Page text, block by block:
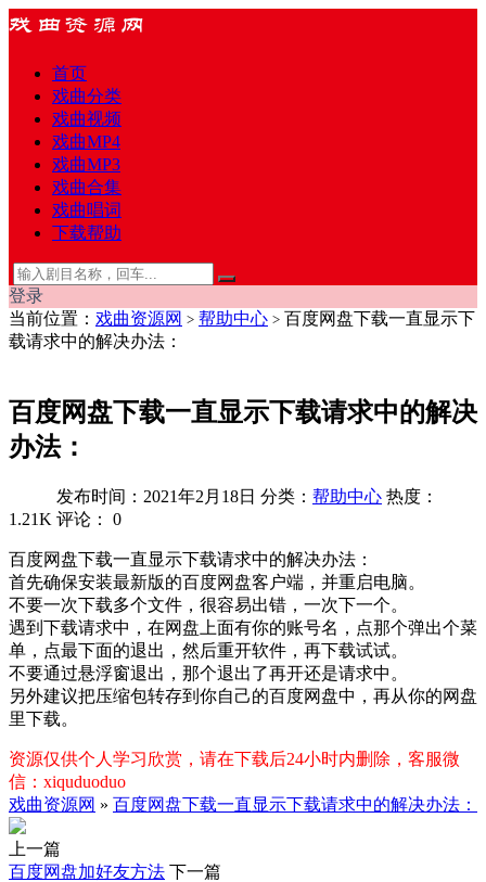
首页
戏曲分类
戏曲视频
戏曲MP4
戏曲MP3
戏曲合集
戏曲唱词
下载帮助
登录
当前位置： 戏曲资源网 > 帮助中心 > 百度网盘下载一直显示下
载请求中的解决办法：
百度网盘下载一直显示下载请求中的解决
办法：
发布时间：2021年2月18日 分类： 帮助中心 热度：
1.21K 评论： 0
百度网盘下载一直显示下载请求中的解决办法：
首先确保安装最新版的百度网盘客户端，并重启电脑。
不要一次下载多个文件，很容易出错，一次下一个。
遇到下载请求中，在网盘上面有你的账号名，点那个弹出个菜
单，点最下面的退出，然后重开软件，再下载试试。
不要通过悬浮窗退出，那个退出了再开还是请求中。
另外建议把压缩包转存到你自己的百度网盘中，再从你的网盘
里下载。
资源仅供个人学习欣赏，请在下载后24小时内删除，客服微
信：xiquduoduo
戏曲资源网 » 百度网盘下载一直显示下载请求中的解决办法：
上一篇
百度网盘加好友方法 下一篇